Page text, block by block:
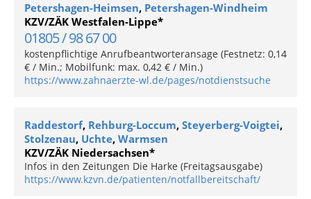
Petershagen-Heimsen, Petershagen-Windheim
KZV/ZÄK Westfalen-Lippe*
01805 / 98 67 00
kostenpflichtige Anrufbeantworteransage (Festnetz: 0,14
€ / Min.; Mobilfunk: max. 0,42 € / Min.)
https://www.zahnaerzte-wl.de/pages/notdienstsuche
Raddestorf, Rehburg-Loccum, Steyerberg-Voigtei,
Stolzenau, Uchte, Warmsen
KZV/ZÄK Niedersachsen*
Infos in den Zeitungen Die Harke (Freitagsausgabe)
https://www.kzvn.de/patienten/notfallbereitschaft/